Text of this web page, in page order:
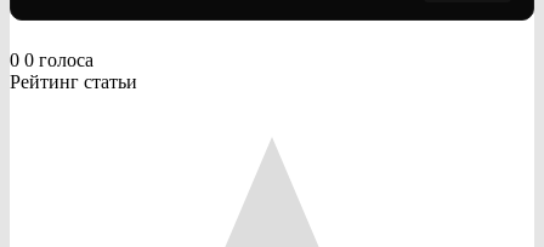
0 0 голоса
Рейтинг статьи